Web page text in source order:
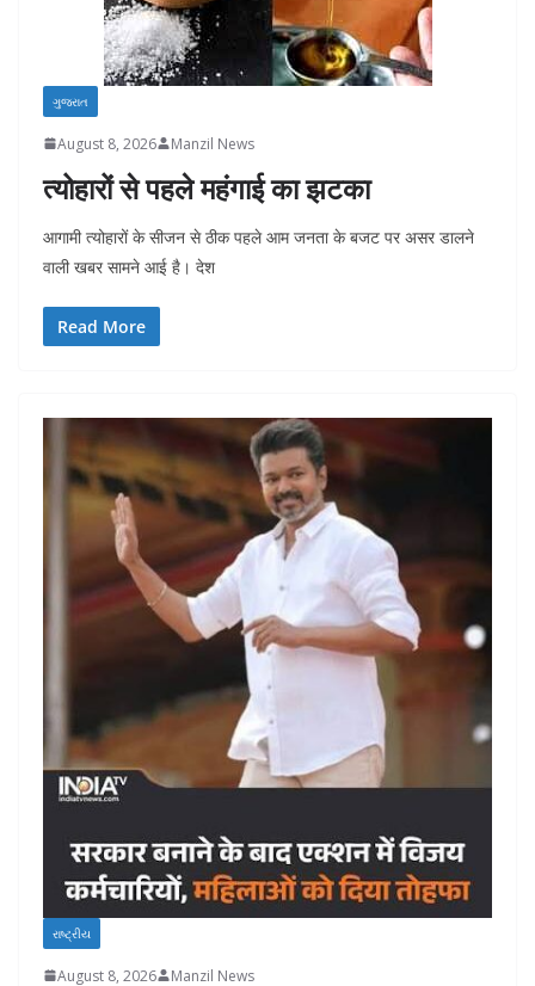
ગુજરાત
August 8, 2026 Manzil News
त्योहारों से पहले महंगाई का झटका
आगामी त्योहारों के सीजन से ठीक पहले आम जनता के बजट पर असर डालने
वाली खबर सामने आई है। देश
Read More
રાષ્ટ્રીય
August 8, 2026 Manzil News